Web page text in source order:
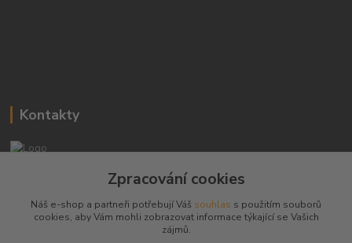
Kontakty
+420 603794370
zbranenaboje@seznam.cz
Zpracování cookies
Náš e-shop a partneři potřebují Váš souhlas s použitím souborů
cookies, aby Vám mohli zobrazovat informace týkající se Vašich
zájmů.